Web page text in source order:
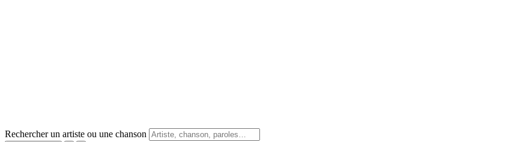
Rechercher un artiste ou une chanson